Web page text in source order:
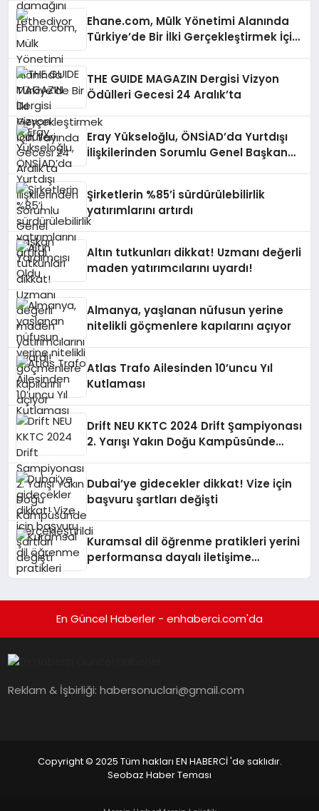
Ehane.com, Mülk Yönetimi Alanında
Türkiye’de Bir İlki Gerçekleştirmek İçin
THE GUIDE MAGAZIN Dergisi Vizyon
Ödülleri Gecesi 24 Aralık’ta
Eray Yükseloğlu, ÖNSİAD’da Yurtdışı
İlişkilerinden Sorumlu Genel Başkan
Şirketlerin %85’i sürdürülebilirlik
yatırımlarını artırdı
Altın tutkunları dikkat! Uzmanı değerli
maden yatırımcılarını uyardı!
Almanya, yaşlanan nüfusun yerine
nitelikli göçmenlere kapılarını açıyor
Atlas Trafo Ailesinden 10’uncu Yıl
Kutlaması
Drift NEU KKTC 2024 Drift Şampiyonası
2. Yarışı Yakın Doğu Kampüsünde
Dubai’ye gidecekler dikkat! Vize için
başvuru şartları değişti
Kuramsal dil öğrenme pratikleri yerini
performansa dayalı iletişime
En Güncel Haberler - enhaberci.com'da
Reklam & İşbirliği:habersonuclari@gmail.com
Copyright © 2025 Tüm hakları EN HABERCİ 'de saklıdır.
Seobaz Haber Teması